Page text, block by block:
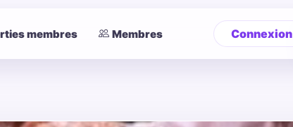
Connexion
membres Membres